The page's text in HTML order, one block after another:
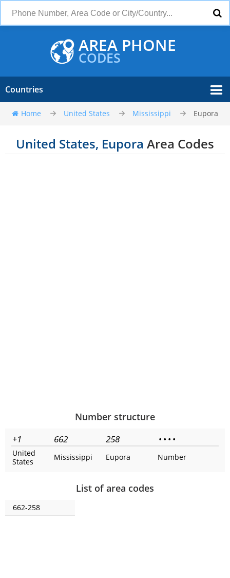
AREA PHONE
CODES
Countries
Home United States Mississippi Eupora
United States, Eupora Area Codes
Number structure
+1 662 258 • • • •
United
States
Mississippi Eupora Number
List of area codes
662-258